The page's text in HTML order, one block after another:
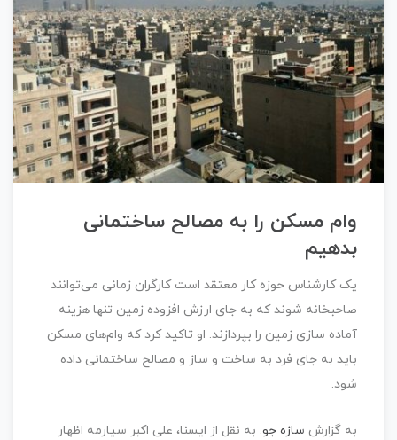
وام مسکن را به مصالح ساختمانی
بدهیم
یک کارشناس حوزه کار معتقد است کارگران زمانی می‌توانند
صاحبخانه شوند که به جای ارزش افزوده زمین تنها هزینه
آماده سازی زمین را بپردازند. او تاکید کرد که وام‌های مسکن
باید به جای فرد به ساخت و ساز و مصالح ساختمانی داده
شود.
به گزارش سازه جو: به نقل از ایسنا، علی اکبر سیارمه اظهار